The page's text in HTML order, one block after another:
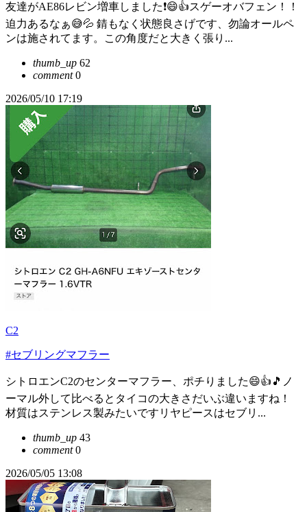
友達がAE86レビン増車しました❗️😄👍スゲーオバフェン！！
迫力あるなぁ😅💦 錆もなく状態良さげです、勿論オールペ
ンは施されてます。この角度だと大きく張り...
thumb_up 62
comment0
2026/05/10 17:19
C2
#セブリングマフラー
シトロエンC2のセンターマフラー、ポチりました😄👍🎵ノ
ーマル外して比べるとタイコの大きさだいぶ違いますね！
材質はステンレス製みたいですリヤピースはセブリ...
thumb_up 43
comment0
2026/05/05 13:08